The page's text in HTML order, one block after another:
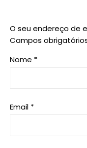
O seu endereço de
Campos
Nome *
Email *